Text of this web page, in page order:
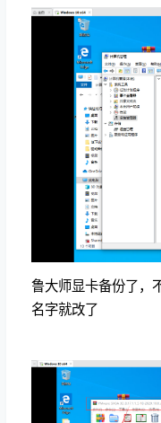
鲁大师显卡备份了，
名字就改了